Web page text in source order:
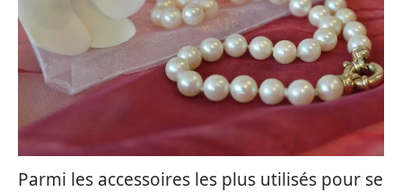
Parmi les accessoires les plus utilisés pour se